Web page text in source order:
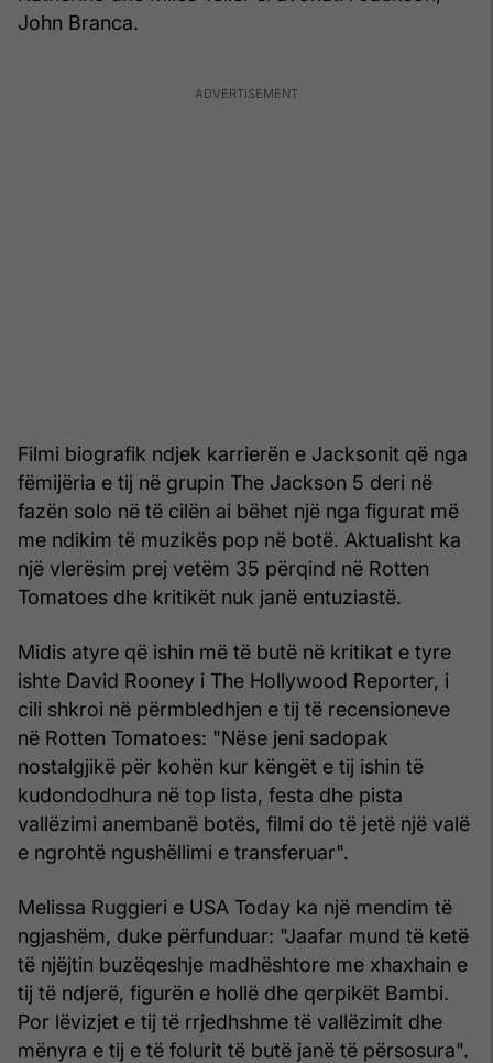
John Branca.
Filmi biografik ndjek karrierën e Jacksonit që nga
fëmijëria e tij në grupin The Jackson 5 deri në
fazën solo në të cilën ai bëhet një nga figurat më
me ndikim të muzikës pop në botë. Aktualisht ka
një vlerësim prej vetëm 35 përqind në Rotten
Tomatoes dhe kritikët nuk janë entuziastë.
Midis atyre që ishin më të butë në kritikat e tyre
ishte David Rooney i The Hollywood Reporter, i
cili shkroi në përmbledhjen e tij të recensioneve
në Rotten Tomatoes: "Nëse jeni sadopak
nostalgjikë për kohën kur këngët e tij ishin të
kudondodhura në top lista, festa dhe pista
vallëzimi anembanë botës, filmi do të jetë një valë
e ngrohtë ngushëllimi e transferuar".
Melissa Ruggieri e USA Today ka një mendim të
ngjashëm, duke përfunduar: "Jaafar mund të ketë
të njëjtin buzëqeshje madhështore me xhaxhain e
tij të ndjerë, figurën e hollë dhe qerpikët Bambi.
Por lëvizjet e tij të rrjedhshme të vallëzimit dhe
mënyra e tij e të folurit të butë janë të përsosura".